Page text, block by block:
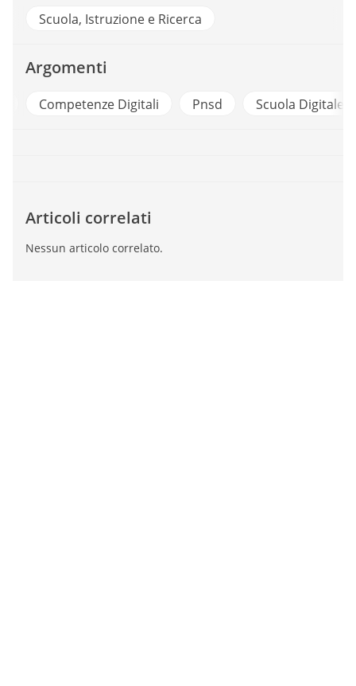
Scuola, Istruzione e Ricerca
Argomenti
Competenze Digitali Pnsd Scuola Digitale
Articoli correlati
Nessun articolo correlato.